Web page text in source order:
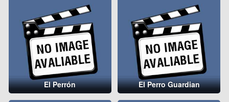
El Perrón El Perro Guardian